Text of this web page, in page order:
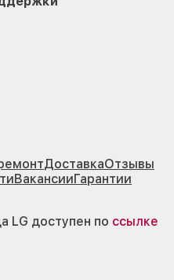
ДоставкаОтзывы
ВакансииГарантии
LG доступен по ссылке